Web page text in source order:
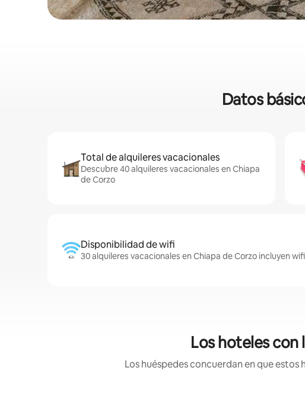
Datos
Total de alquileres vacacionales
Descubre 40 alquileres vacacionales en Chiapa
de Corzo
Disponibilidad de wifi
30 alquileres vacacionales en Chiapa de Corzo incluyen wifi
Los hoteles con
Los huéspedes concuerdan en que